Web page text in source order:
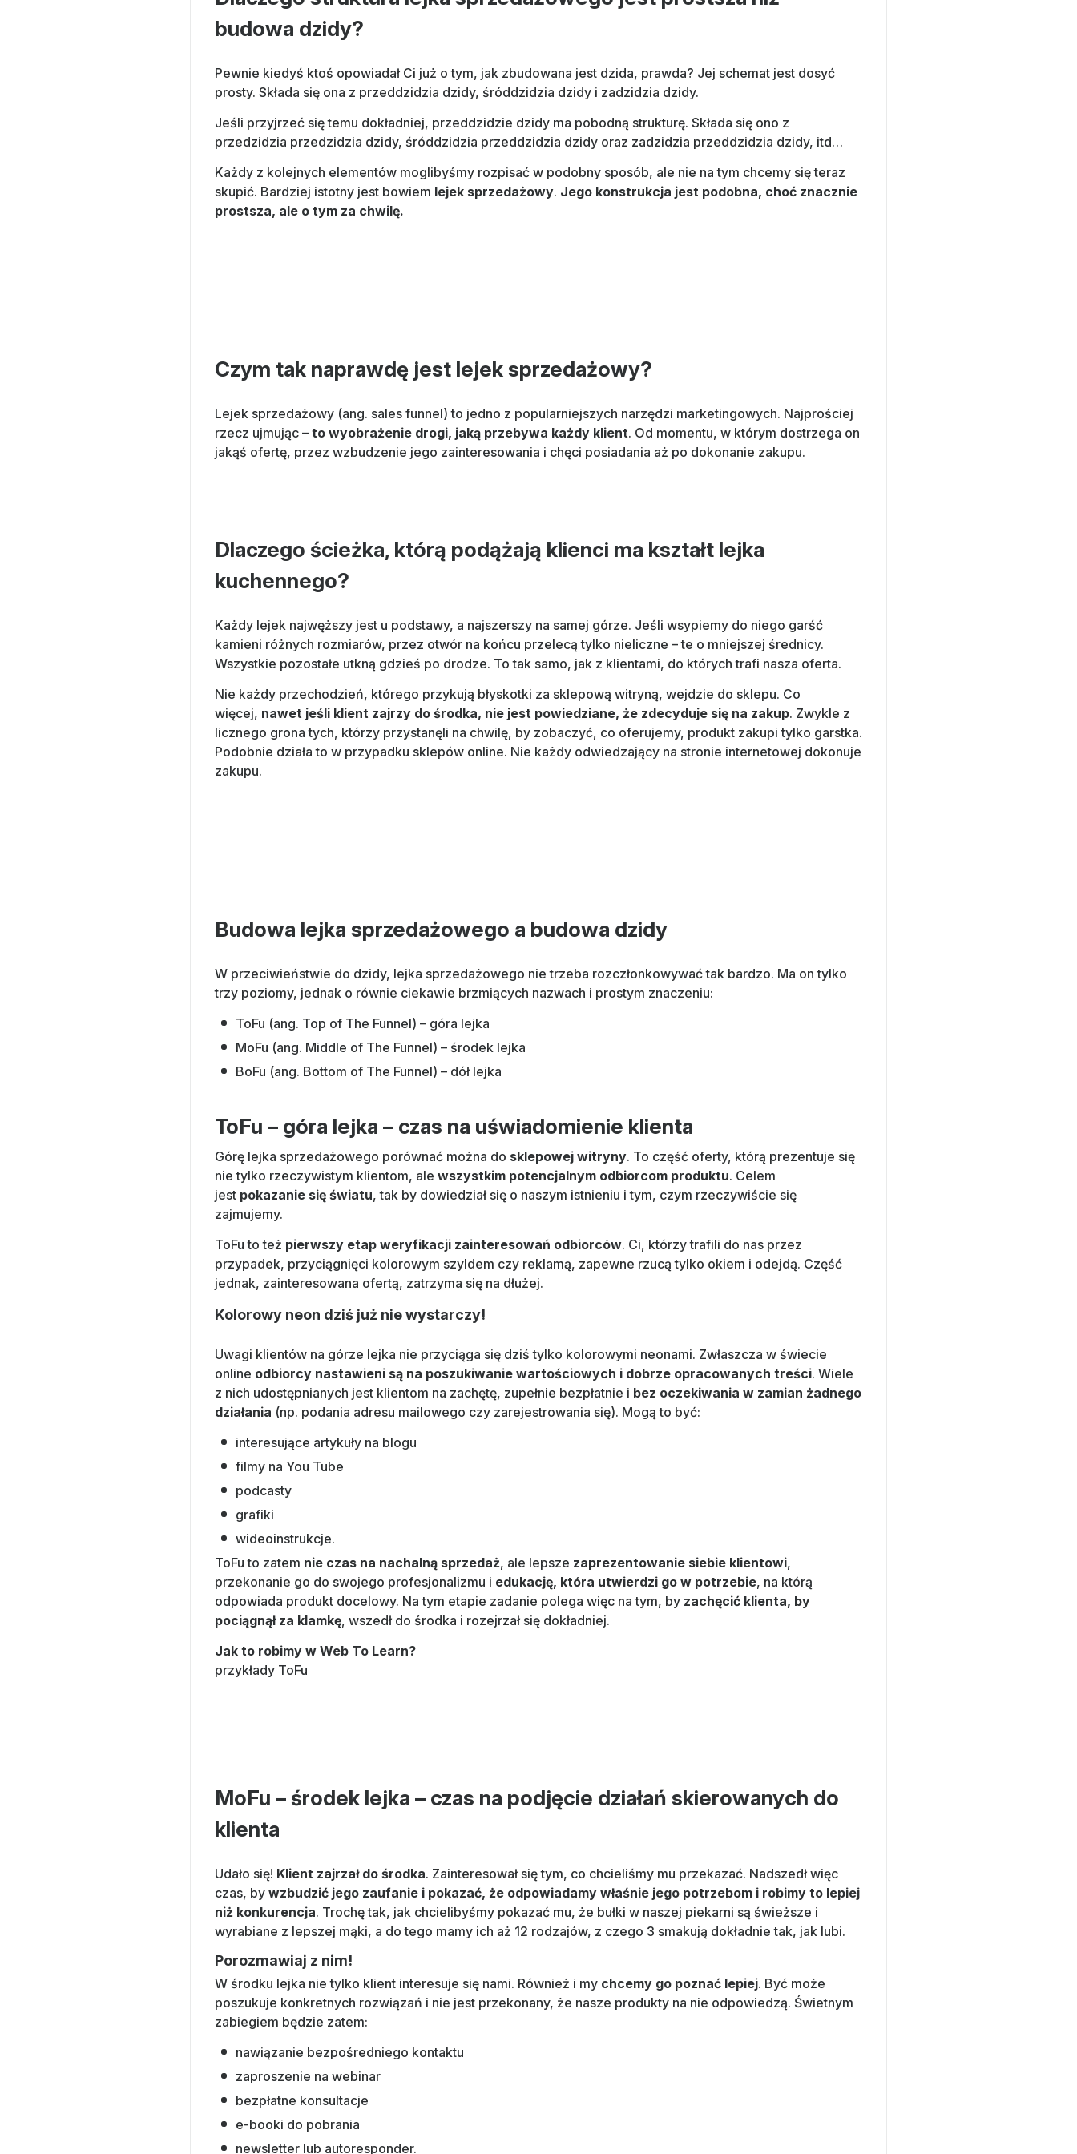
budowa dzidy?
Pewnie kiedyś ktoś opowiadał Ci już o tym, jak zbudowana jest dzida, prawda? Jej schemat jest dosyć
prosty. Składa się ona z przeddzidzia dzidy, śróddzidzia dzidy i zadzidzia dzidy.
Jeśli przyjrzeć się temu dokładniej, przeddzidzie dzidy ma pobodną strukturę. Składa się ono z
przedzidzia przedzidzia dzidy, śróddzidzia przeddzidzia dzidy oraz zadzidzia przeddzidzia dzidy, itd…
Każdy z kolejnych elementów moglibyśmy rozpisać w podobny sposób, ale nie na tym chcemy się teraz
skupić. Bardziej istotny jest bowiem lejek sprzedażowy. Jego konstrukcja jest podobna, choć znacznie
prostsza, ale o tym za chwilę.
Czym tak naprawdę jest lejek sprzedażowy?
Lejek sprzedażowy (ang. sales funnel) to jedno z popularniejszych narzędzi marketingowych. Najprościej
rzecz ujmując – to wyobrażenie drogi, jaką przebywa każdy klient. Od momentu, w którym dostrzega on
jakąś ofertę, przez wzbudzenie jego zainteresowania i chęci posiadania aż po dokonanie zakupu.
Dlaczego ścieżka, którą podążają klienci ma kształt lejka
kuchennego?
Każdy lejek najwęższy jest u podstawy, a najszerszy na samej górze. Jeśli wsypiemy do niego garść
kamieni różnych rozmiarów, przez otwór na końcu przelecą tylko nieliczne – te o mniejszej średnicy.
Wszystkie pozostałe utkną gdzieś po drodze. To tak samo, jak z klientami, do których trafi nasza oferta.
Nie każdy przechodzień, którego przykują błyskotki za sklepową witryną, wejdzie do sklepu. Co
więcej, nawet jeśli klient zajrzy do środka, nie jest powiedziane, że zdecyduje się na zakup. Zwykle z
licznego grona tych, którzy przystanęli na chwilę, by zobaczyć, co oferujemy, produkt zakupi tylko garstka.
Podobnie działa to w przypadku sklepów online. Nie każdy odwiedzający na stronie internetowej dokonuje
zakupu.
Budowa lejka sprzedażowego a budowa dzidy
W przeciwieństwie do dzidy, lejka sprzedażowego nie trzeba rozczłonkowywać tak bardzo. Ma on tylko
trzy poziomy, jednak o równie ciekawie brzmiących nazwach i prostym znaczeniu:
ToFu (ang. Top of The Funnel) – góra lejka
MoFu (ang. Middle of The Funnel) – środek lejka
BoFu (ang. Bottom of The Funnel) – dół lejka
ToFu – góra lejka – czas na uświadomienie klienta
Górę lejka sprzedażowego porównać można do sklepowej witryny. To część oferty, którą prezentuje się
nie tylko rzeczywistym klientom, ale wszystkim potencjalnym odbiorcom produktu. Celem
jest pokazanie się światu, tak by dowiedział się o naszym istnieniu i tym, czym rzeczywiście się
zajmujemy.
ToFu to też pierwszy etap weryfikacji zainteresowań odbiorców. Ci, którzy trafili do nas przez
przypadek, przyciągnięci kolorowym szyldem czy reklamą, zapewne rzucą tylko okiem i odejdą. Część
jednak, zainteresowana ofertą, zatrzyma się na dłużej.
Kolorowy neon dziś już nie wystarczy!
Uwagi klientów na górze lejka nie przyciąga się dziś tylko kolorowymi neonami. Zwłaszcza w świecie
online odbiorcy nastawieni są na poszukiwanie wartościowych i dobrze opracowanych treści. Wiele
z nich udostępnianych jest klientom na zachętę, zupełnie bezpłatnie i bez oczekiwania w zamian żadnego
działania (np. podania adresu mailowego czy zarejestrowania się). Mogą to być:
interesujące artykuły na blogu
filmy na You Tube
podcasty
grafiki
wideoinstrukcje.
ToFu to zatem nie czas na nachalną sprzedaż, ale lepsze zaprezentowanie siebie klientowi,
przekonanie go do swojego profesjonalizmu i edukację, która utwierdzi go w potrzebie, na którą
odpowiada produkt docelowy. Na tym etapie zadanie polega więc na tym, by zachęcić klienta, by
pociągnął za klamkę, wszedł do środka i rozejrzał się dokładniej.
Jak to robimy w Web To Learn?
przykłady ToFu
MoFu – środek lejka – czas na podjęcie działań skierowanych do
klienta
Udało się! Klient zajrzał do środka. Zainteresował się tym, co chcieliśmy mu przekazać. Nadszedł więc
czas, by wzbudzić jego zaufanie i pokazać, że odpowiadamy właśnie jego potrzebom i robimy to lepiej
niż konkurencja. Trochę tak, jak chcielibyśmy pokazać mu, że bułki w naszej piekarni są świeższe i
wyrabiane z lepszej mąki, a do tego mamy ich aż 12 rodzajów, z czego 3 smakują dokładnie tak, jak lubi.
Porozmawiaj z nim!
W środku lejka nie tylko klient interesuje się nami. Również i my chcemy go poznać lepiej. Być może
poszukuje konkretnych rozwiązań i nie jest przekonany, że nasze produkty na nie odpowiedzą. Świetnym
zabiegiem będzie zatem:
nawiązanie bezpośredniego kontaktu
zaproszenie na webinar
bezpłatne konsultacje
e-booki do pobrania
newsletter lub autoresponder.